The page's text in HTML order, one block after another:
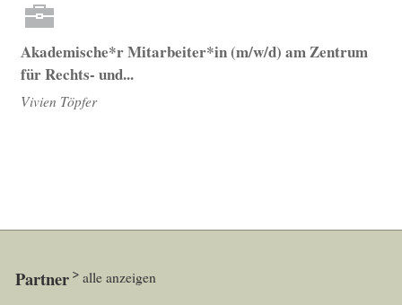
Akademische*r Mitarbeiter*in (m/w/d) am Zentrum
für Rechts- und...
Vivien Töpfer
Partner alle anzeigen